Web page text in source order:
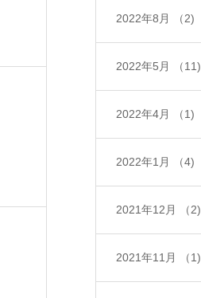
2022年8月 （2)
2022年5月 （11)
2022年4月 （1)
2022年1月 （4)
2021年12月 （2)
2021年11月 （1)